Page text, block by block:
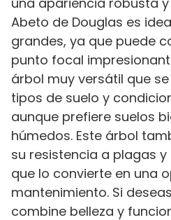
Abeto de Douglas es
grandes, ya que puede
punto focal
árbol muy versátil que
tipos de suelo y
aunque prefiere suelos
húmedos. Este árbol
su resistencia a plagas
que lo convierte en una
mantenimiento. Si
combine belleza y